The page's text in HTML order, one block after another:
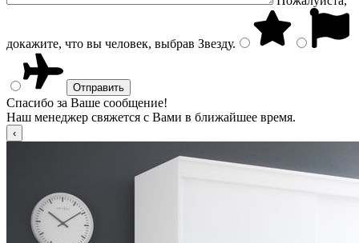
докажите, что вы человек, выбрав Звезду.
Спасибо за Ваше сообщение!
Наш менеджер свяжется с Вами в ближайшее время.